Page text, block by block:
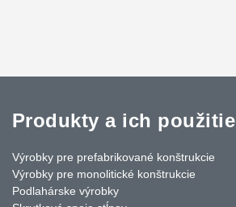
Produkty a ich použitie
Výrobky pre prefabrikované konštrukcie
Výrobky pre monolitické konštrukcie
Podlahárske výrobky